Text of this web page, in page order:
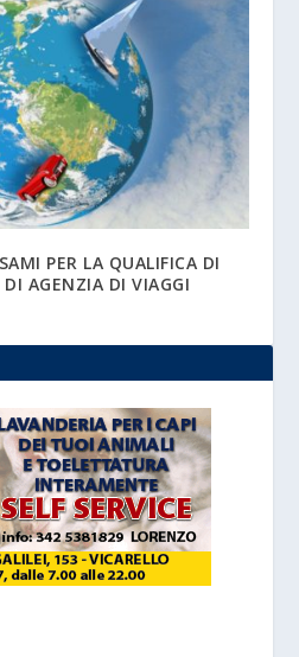
PER LA QUALIFICA DI
AGENZIA DI VIAGGI